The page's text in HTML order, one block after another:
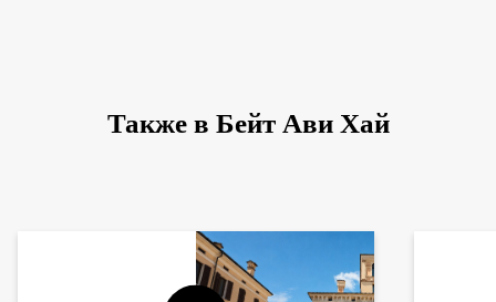
Также в Бейт Ави Хай